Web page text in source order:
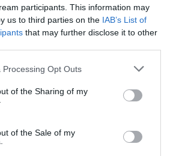
participants. This information may
us to third parties on the IAB’s List of
that may further disclose it to other
Processing Opt Outs
of the Sharing of my
of the Sale of my